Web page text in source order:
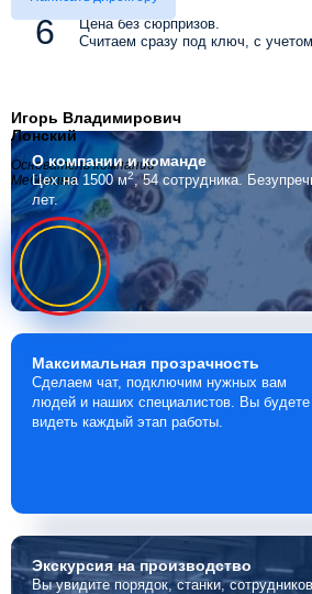
Цена без сюрпризов.
Считаем сразу под ключ, с учетом
Игорь Владимирович
Лонский
Основатель компании
Мебелино
О компаниии команде
Цех на 1500 м2, 54 сотрудника.
лет.
Максимальная прозрачность
Сделаем чат, подключим нужных вам
людей и наших специалистов. Вы будете
видеть каждый этап работы.
Экскурсияна производство
Вы увидите порядок, станки,